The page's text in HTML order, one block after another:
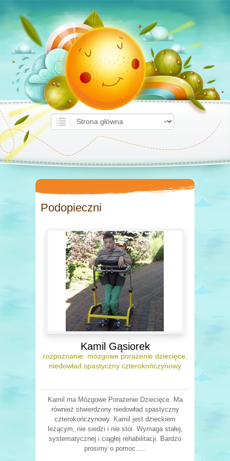
Podopieczni
Kamil Gąsiorek
rozpoznanie: mózgowe porażenie dziecięce,
niedowład spastyczny czterokończynowy
Kamil ma Mózgowe Porażenie Dziecięce. Ma
również stwierdzony niedowład spastyczny
czterokończynowy. Kamil jest dzieckiem
leżącym, nie siedzi i nie stoi. Wymaga stałej,
systematycznej i ciągłej rehabilitacji. Bardzo
prosimy o pomoc…..